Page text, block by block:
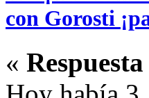
con Gorosti
«